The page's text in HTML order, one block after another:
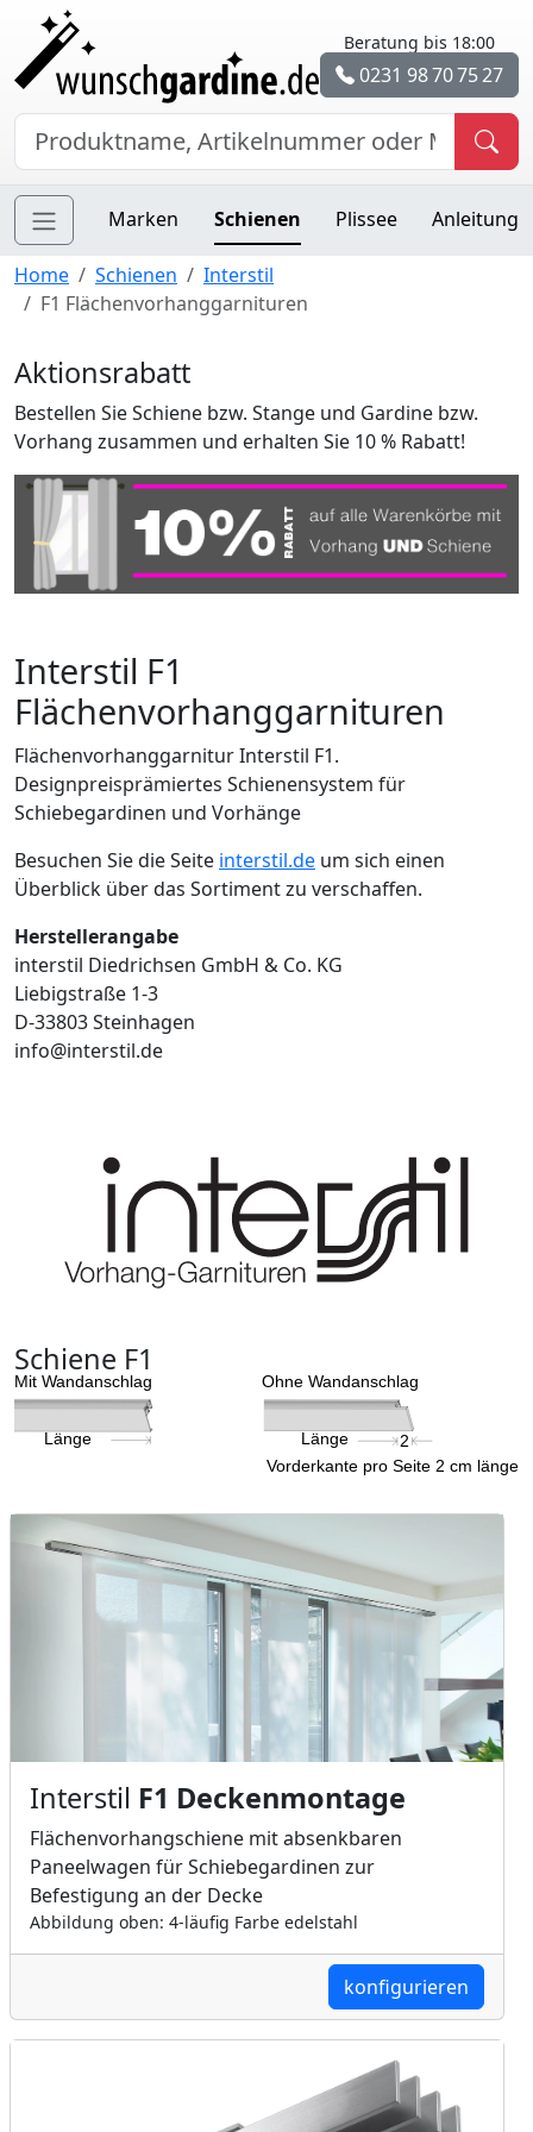
Beratung bis 18:00
0231 98 70 75 27
Marken Schienen Plissee Anleitung
Home Schienen
Interstil
F1 Flächenvorhanggarnituren
Aktionsrabatt
Bestellen Sie Schiene bzw. Stange und Gardine bzw.
Vorhang zusammen und erhalten Sie 10 % Rabatt!
Interstil F1
Flächenvorhanggarnituren
Flächenvorhanggarnitur Interstil F1.
Designpreisprämiertes Schienensystem für
Schiebegardinen und Vorhänge
Besuchen Sie die Seite interstil.de um sich einen
Überblick über das Sortiment zu verschaffen.
Herstellerangabe
interstil Diedrichsen GmbH & Co. KG
Liebigstraße 1-3
D-33803 Steinhagen
info@interstil.de
Schiene F1
Interstil F1 Deckenmontage
Flächenvorhangschiene mit absenkbaren
Paneelwagen für Schiebegardinen zur
Befestigung an der Decke
Abbildung oben: 4-läufig Farbe edelstahl
konfigurieren